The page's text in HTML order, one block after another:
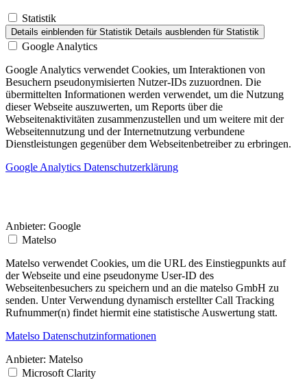
Statistik
Details einblenden für Statistik Details ausblenden für Statistik
Google Analytics
Google Analytics verwendet Cookies, um Interaktionen von
Besuchern pseudonymisierten Nutzer-IDs zuzuordnen. Die
übermittelten Informationen werden verwendet, um die Nutzung
dieser Webseite auszuwerten, um Reports über die
Webseitenaktivitäten zusammenzustellen und um weitere mit der
Webseitennutzung und der Internetnutzung verbundene
Dienstleistungen gegenüber dem Webseitenbetreiber zu erbringen.
Google Analytics Datenschutzerklärung
Anbieter: Google
Matelso
Matelso verwendet Cookies, um die URL des Einstiegpunkts auf
der Webseite und eine pseudonyme User-ID des
Webseitenbesuchers zu speichern und an die matelso GmbH zu
senden. Unter Verwendung dynamisch erstellter Call Tracking
Rufnummer(n) findet hiermit eine statistische Auswertung statt.
Matelso Datenschutzinformationen
Anbieter: Matelso
Microsoft Clarity